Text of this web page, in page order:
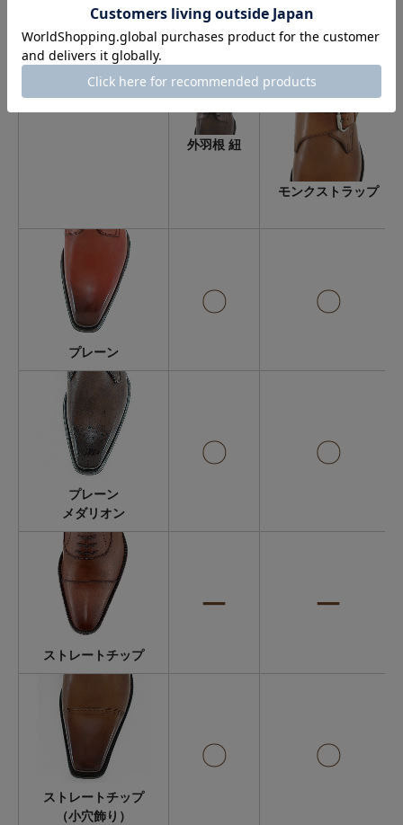
多彩なデザインパターンで自由な組み合わせができま
す。
外羽根 紐
モンクストラップ
プレーン
〇 〇
プレーン
メダリオン
〇 〇
ストレートチップ
ー ー
ストレートチップ
（小穴飾り）
〇 〇